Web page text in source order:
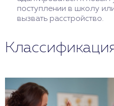
поступлении в школу
вызвать расстройство.